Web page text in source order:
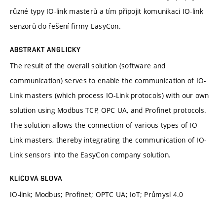
různé typy IO-link masterů a tím připojit komunikaci IO-link
senzorů do řešení firmy EasyCon.
ABSTRAKT ANGLICKY
The result of the overall solution (software and
communication) serves to enable the communication of IO-
Link masters (which process IO-Link protocols) with our own
solution using Modbus TCP, OPC UA, and Profinet protocols.
The solution allows the connection of various types of IO-
Link masters, thereby integrating the communication of IO-
Link sensors into the EasyCon company solution.
KLÍČOVÁ SLOVA
IO-link; Modbus; Profinet; OPTC UA; IoT; Průmysl 4.0